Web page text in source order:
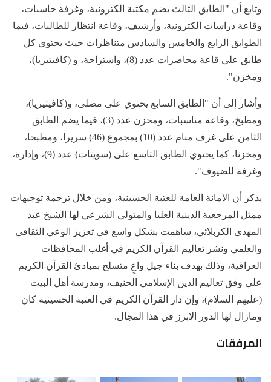
وتابع أن "الطابق الثالث يضم مكتبة الكترونية، وغرفة حاسبات،
وقاعة دراسات الكترونية، وأرشيف، وقاعة انتظار للطالبات، فيما
الطوابق الرابع والخامس والسادس متناظرات حيث يحتوي كل
طابق على قاعة محاضرات عدد (8)، واستراحة، و (كافيتيريا)،
ومخزن".
وأشار إلى أن "الطابق السابع يحتوي على مصلى، و(كافيتيريا)،
ومطبخ، وقاعة مناسبات، ومخزن عدد (3)، فيما يضم الطابق
الثامن على غرف منام عدد (10) بمجموع (46) سريرا، ومطبخا،
ومخزنا، كما يحتوي الطابق التاسع على (سويتات) عدد (9)، وإدارة،
وغرفة للضيوف".
يذكر أن الامانة العامة للعتبة الحسينية، ومن خلال ترجمة توجيهات
ممثل المرجعية الدينية العليا والمتولي الشرعي لها الشيخ عبد
المهدي الكربلائي، ساهمت بشكل واسع في تعزيز الوعي الثقافي
والعلمي ونشر تعاليم القرآن الكريم في أغلب المحافظات
العراقية، وذلك بهدف بناء جيل واعٍ متسلح بمبادئ القرآن الكريم
على وفق تعاليم الدين الإسلامي الحنيف، ومدرسة أهل البيت
(عليهم السلام)، وإن دار القرآن الكريم في العتبة الحسينية كان
ومازال لها الدور الابرز في هذا المجال.
المرفقات